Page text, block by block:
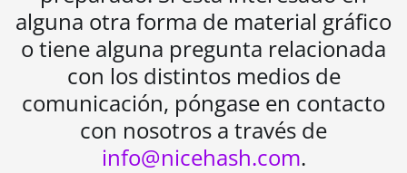
alguna otra forma de material gráfico
o tiene alguna pregunta relacionada
con los distintos medios de
comunicación, póngase en contacto
con nosotros a través de
info@nicehash.com.